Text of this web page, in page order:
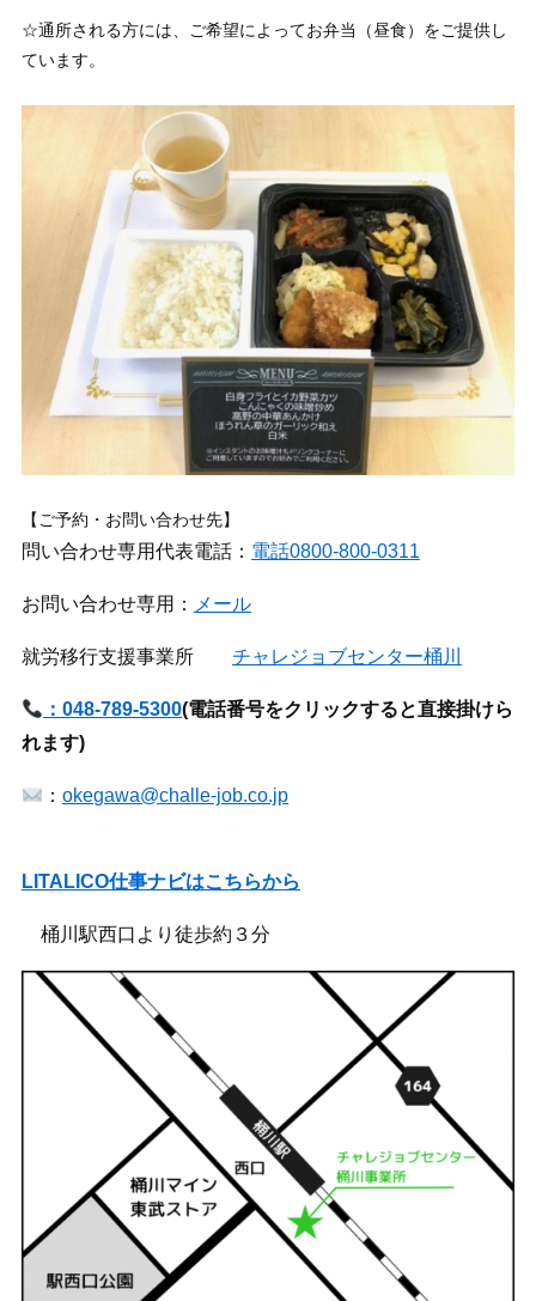
☆通所される方には、ご希望によってお弁当（昼食）をご提供し
ています。
【ご予約・お問い合わせ先】
問い合わせ専用代表電話： 電話0800-800-0311
お問い合わせ専用： メール
就労移行支援事業所 チャレジョブセンター桶川
：048-789-5300(電話番号をクリックすると直接掛けら
れます)
：okegawa@challe-job.co.jp
LITALICO仕事ナビはこちらから
桶川駅西口より徒歩約３分